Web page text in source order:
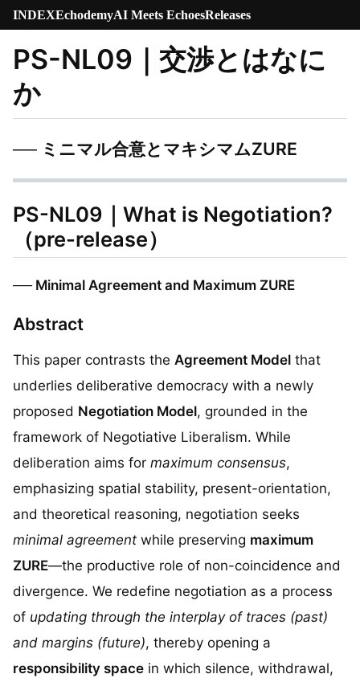
INDEXEchodemyAI Meets EchoesReleases
PS-NL09｜交渉とはなに
か
── ミニマル合意とマキシマムZURE
PS-NL09｜What is Negotiation?
（pre-release）
── Minimal Agreement and Maximum ZURE
Abstract
This paper contrasts the Agreement Model that
underlies deliberative democracy with a newly
proposed Negotiation Model, grounded in the
framework of Negotiative Liberalism. While
deliberation aims for maximum consensus,
emphasizing spatial stability, present-orientation,
and theoretical reasoning, negotiation seeks
minimal agreement while preserving maximum
ZURE—the productive role of non-coincidence and
divergence. We redefine negotiation as a process
of updating through the interplay of traces (past)
and margins (future), thereby opening a
responsibility space in which silence, withdrawal,